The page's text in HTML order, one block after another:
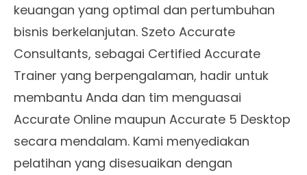
keuangan yang optimal dan pertumbuhan
bisnis berkelanjutan. Szeto Accurate
Consultants, sebagai Certified Accurate
Trainer yang berpengalaman, hadir untuk
membantu Anda dan tim menguasai
Accurate Online maupun Accurate 5 Desktop
secara mendalam. Kami menyediakan
pelatihan yang disesuaikan dengan